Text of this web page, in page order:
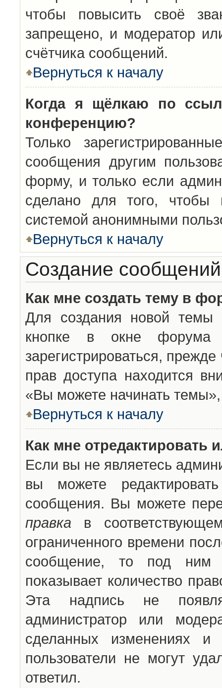
чтобы повысить своё
запрещено, и модератор
счётчика сообщений.
Вернуться к началу
Когда я щёлкаю по
конференцию?
Только
сообщения другим
форму, и только если
сделано для того, чтобы
системой анонимными
Вернуться к началу
Создание сообщений
Как мне создать тему в
Для создания новой темы
кнопке в окне
зарегистрироваться,
прав доступа находится
«Вы можете начинать
Вернуться к началу
Как мне отредактировать
Если вы не являетесь
вы можете
сообщения. Вы можете
правка в
ограниченного времени
сообщение, то под ним
показывает количество
Эта надпись не
администратор или
сделанных изменениях
пользователи не могут
ответил.